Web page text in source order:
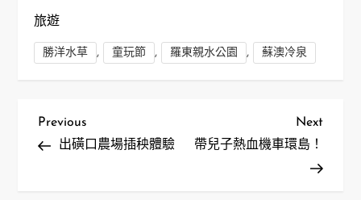
旅遊
勝洋水草 , 童玩節 , 羅東親水公園 , 蘇澳冷泉
文
Previous
Post
Previous
出磺口農場插秧體驗
Next
Next
帶兒子熱血機車環島！